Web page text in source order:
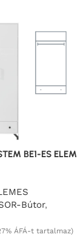
BE1-ES ELEM
Bútor,
ÁFÁ-t tartalmaz)